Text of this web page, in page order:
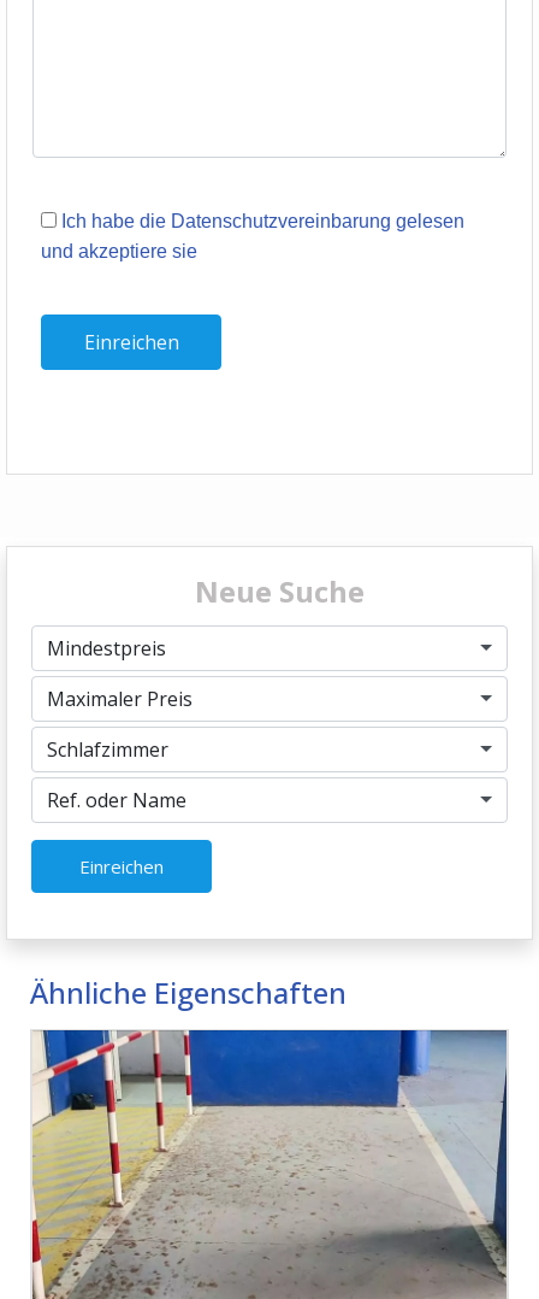
Ich habe die Datenschutzvereinbarung gelesen
und akzeptiere sie
Neue Suche
Mindestpreis
Maximaler Preis
Schlafzimmer
Ref. oder Name
Einreichen
Ähnliche Eigenschaften